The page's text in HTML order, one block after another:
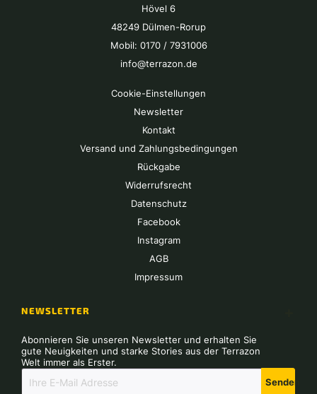
Hövel 6
48249 Dülmen-Rorup
Mobil: 0170 / 7931006
info@terrazon.de
Cookie-Einstellungen
Newsletter
Kontakt
Versand und Zahlungsbedingungen
Rückgabe
Widerrufsrecht
Datenschutz
Facebook
Instagram
AGB
Impressum
NEWSLETTER
Abonnieren Sie unseren Newsletter und erhalten Sie
gute Neuigkeiten und starke Stories aus der Terrazon
Welt immer als Erster.
Senden